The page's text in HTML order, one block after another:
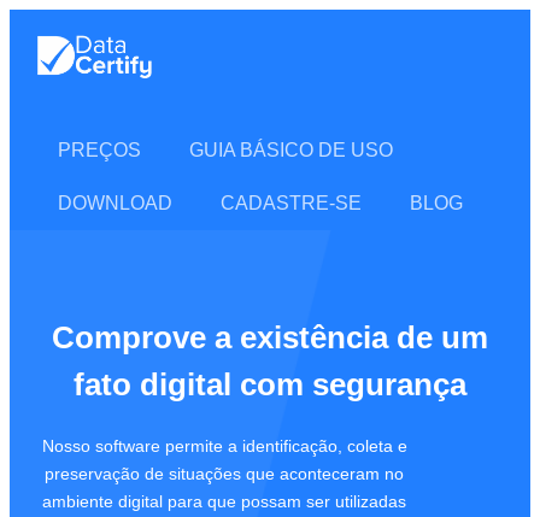
PREÇOS GUIA BÁSICO DE USO
DOWNLOAD CADASTRE-SE BLOG
Comprove a existência de um
fato digital com segurança
Nosso software permite a identificação, coleta e
preservação de situações que aconteceram no
ambiente digital para que possam ser utilizadas